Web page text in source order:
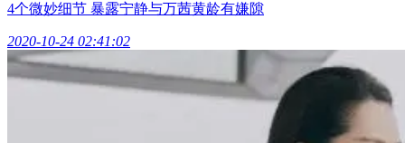
4个微妙细节 暴露宁静与万茜黄龄有嫌隙
2020-10-24 02:41:02